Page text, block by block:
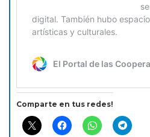
Comparte en tus redes!